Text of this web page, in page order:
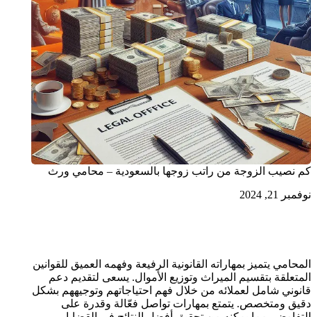
كم نصيب الزوجة من راتب زوجها بالسعودية – محامي ورث
نوفمبر 21, 2024
المحامي يتميز بمهاراته القانونية الرفيعة وفهمه العميق للقوانين
المتعلقة بتقسيم الميراث وتوزيع الأموال. يسعى لتقديم دعم
قانوني شامل لعملائه من خلال فهم احتياجاتهم وتوجيههم بشكل
دقيق ومتخصص. يتمتع بمهارات تواصل فعّالة وقدرة على